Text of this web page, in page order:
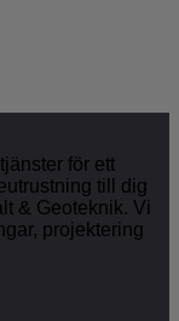
för ett
till dig
& Geoteknik. Vi
projektering